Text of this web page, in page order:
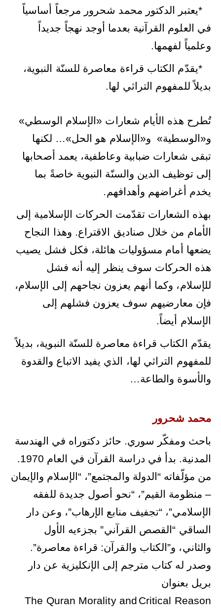
*يعتبر الدكتور محمد شحرور مرجعاً أساسياً
في العلوم القرآنية بعدما أوجد نهجاً جديداً
وعلمياً لفهمها.
*يقدّم الكتاب قراءة معاصرة للسنّة النبوية،
بديلاً للمفهوم التراثي لها.
تُطرح هذه الأيام شعارات «الإسلام الوسطي»
و«الوسطية» و«الإسلام هو الحل»… لكنها
تبقى شعارات ضبابية وعاطفية، يعمد أصحابها
إلى توظيف الدين والسنّة النبوية خاصةً بما
يخدم أغراضهم وأهدافهم.
بهذه الشعارات تقدّمت الحركات الإسلامية إلى
الأمام من خلال صناديق الاقتراع. وهذا النجاح
يضعها أمام مسؤوليات هائلة، فكل فشل يصيب
هذه الحركات سوف ينظر إليه أنه فشل
للإسلام، وكما أنهم يعزون نجاحهم إلى الإسلام،
فإن معارضيهم سوف يعزون فشلهم إلى
الإسلام أيضاً.
يقدّم الكتاب قراءة معاصرة للسنّة النبوية، بديلاً
للمفهوم التراثي لها، الذي يفيد الاتباع والقدوة
والأسوة والطاعة…
محمد شحرور
باحث ومفكّر سوري. حائز دكتوراه في الهندسة
المدنية. بدأ في دراسة القرآن في العام 1970.
من مؤلّفاته “الدولة والمجتمع”، “الإسلام والإيمان
– منظومة القيم”، “نحو أصول جديدة للفقه
الإسلامي”، “تجفيف منابع الإرهاب”، وعن دار
الساقي “القصص القرآني” بجزءيه الأول
والثاني، و”الكتاب والقرآن: قراءة معاصرة”.
وصدر له كتاب مترجم إلى الإنكليزية عن دار
بريل بعنوان
Critical Reason
The Quran Morality and